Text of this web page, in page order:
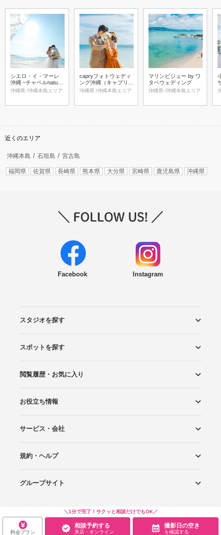
＼1分で完了！サクッと相談だけでもOK／
料金プラン
相談予約する
来店・オンライン
撮影日の空き
を確認する
シエロ・イ・マーレ
沖縄 ~チャペルnature
~
沖縄県 /沖縄本島エリア
capryフォトウェディ
ング沖縄（キャプリィ
フォトウェディング沖
沖縄県 /沖縄本島エリア
マリンビジュー by ワ
タベウェディング
沖縄県 /沖縄本島エリア
近くのエリア
沖縄本島 石垣島 宮古島
福岡県 佐賀県 長崎県 熊本県 大分県 宮崎県 鹿児島県 沖縄県
Facebook Instagram
スタジオを探す
エリアから探す
こだわりから探す
NEW PHOTO STYLE
プランから探す
フォトタイプ診断
フォトグラファーから探す
国内リゾートから探す
スポットを探す
ロケーションから探す
スタジオから探す
閲覧履歴・お気に入り
閲覧スタジオ
お気に入り
お役立ち情報
Wedding Photo マガジン
はじめてガイド
サービス・会社
Photoraitとは
スタジオの掲載について
お問い合わせ
運営会社
サイトマップ
規約・ヘルプ
プライバシーポリシー
利用規約
ヘルプ
グループサイト
Wedding Park
Wedding Park 海外
Copyright ©WEDDING PARK CO.,LTD.